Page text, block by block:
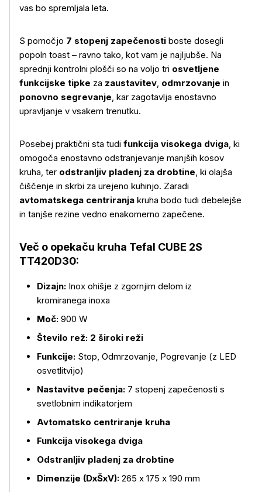
Več o izdelku
vas bo spremljala leta.
S pomočjo 7 stopenj zapečenosti boste dosegli
popoln toast – ravno tako, kot vam je najljubše. Na
sprednji kontrolni plošči so na voljo tri osvetljene
funkcijske tipke za zaustavitev, odmrzovanje in
ponovno segrevanje, kar zagotavlja enostavno
upravljanje v vsakem trenutku.
Posebej praktični sta tudi funkcija visokega dviga, ki
omogoča enostavno odstranjevanje manjših kosov
kruha, ter odstranljiv pladenj za drobtine, ki olajša
čiščenje in skrbi za urejeno kuhinjo. Zaradi
avtomatskega centriranja kruha bodo tudi debelejše
in tanjše rezine vedno enakomerno zapečene.
Več o opekaču kruha Tefal CUBE 2S
TT420D30:
Dizajn: Inox ohišje z zgornjim delom iz
kromiranega inoxa
Moč: 900 W
Število rež: 2 široki reži
Funkcije: Stop, Odmrzovanje, Pogrevanje (z LED
osvetlitvijo)
Nastavitve pečenja: 7 stopenj zapečenosti s
svetlobnim indikatorjem
Avtomatsko centriranje kruha
Funkcija visokega dviga
Odstranljiv pladenj za drobtine
Dimenzije (DxŠxV): 265 x 175 x 190 mm